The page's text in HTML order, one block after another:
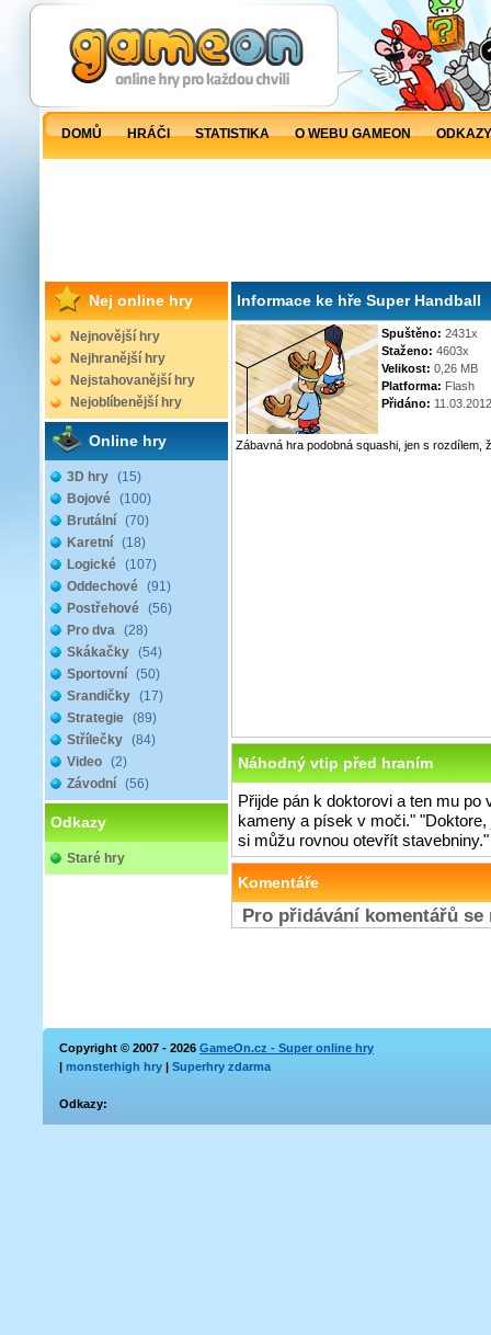
DOMŮ HRÁČI STATISTIKA O WEBU GAMEON
Nej online hry
Nejnovější hry
Nejhranější hry
Nejstahovanější hry
Nejoblíbenější hry
Online hry
3D hry (15)
Bojové (100)
Brutální (70)
Karetní (18)
Logické (107)
Oddechové (91)
Postřehové (56)
Pro dva (28)
Skákačky (54)
Sportovní (50)
Srandičky (17)
Strategie (89)
Střílečky (84)
Video (2)
Závodní (56)
Odkazy
Staré hry
Informace ke hře Super Handball
Spuštěno: 2431x
Staženo: 4603x
Velikost: 0,26 MB
Platforma: Flash
Přidáno: 11.03.2012
Zábavná hra podobná squashi, jen s rozdílem,
Náhodný vtip před hraním
Přijde pán k doktorovi a ten mu
kameny a písek v moči."
si můžu rovnou otevřít stavebniny."
Komentáře
Pro přidávání komentářů
Copyright © 2007 - 2026 GameOn.cz - Super online hry
| monsterhigh hry | Superhry zdarma
Odkazy: